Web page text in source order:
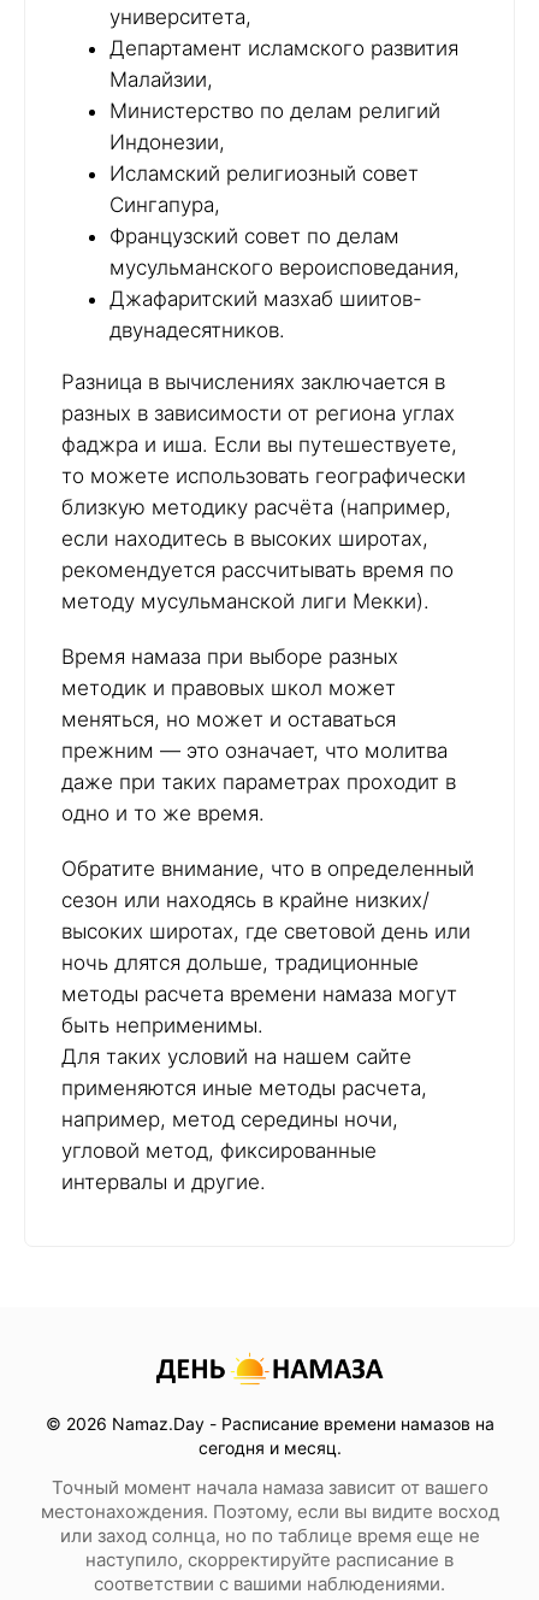
университета,
Департамент исламского развития
Малайзии,
Министерство по делам религий
Индонезии,
Исламский религиозный совет
Сингапура,
Французский совет по делам
мусульманского вероисповедания,
Джафаритский мазхаб шиитов-
двунадесятников.
Разница в вычислениях заключается в
разных в зависимости от региона углах
фаджра и иша. Если вы путешествуете,
то можете использовать географически
близкую методику расчёта (например,
если находитесь в высоких широтах,
рекомендуется рассчитывать время по
методу мусульманской лиги Мекки).
Время намаза при выборе разных
методик и правовых школ может
меняться, но может и оставаться
прежним — это означает, что молитва
даже при таких параметрах проходит в
одно и то же время.
Обратите внимание, что в определенный
сезон или находясь в крайне низких/
высоких широтах, где световой день или
ночь длятся дольше, традиционные
методы расчета времени намаза могут
быть неприменимы.
Для таких условий на нашем сайте
применяются иные методы расчета,
например, метод середины ночи,
угловой метод, фиксированные
интервалы и другие.
© 2026 Namaz.Day - Расписание времени намазов на
сегодня и месяц.
Точный момент начала намаза зависит от вашего
местонахождения. Поэтому, если вы видите восход
или заход солнца, но по таблице время еще не
наступило, скорректируйте расписание в
соответствии с вашими наблюдениями.